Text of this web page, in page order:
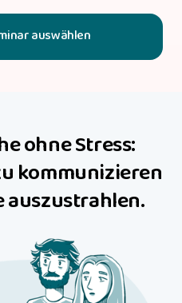
auswählen
ohne Stress:
kommunizieren